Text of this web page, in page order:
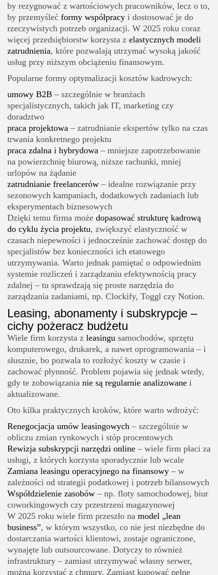
by rezygnować z wartościowych pracowników, lecz o to,
by przemyśleć formy współpracy i dostosować je do
rzeczywistych potrzeb organizacji. W 2025 roku coraz
więcej przedsiębiorstw korzysta z elastycznych modeli
zatrudnienia, które pozwalają utrzymać wysoką jakość
usług przy niższym obciążeniu finansowym.
Popularne formy optymalizacji kosztów kadrowych:
umowy B2B – szczególnie w branżach
specjalistycznych, takich jak IT, marketing czy
doradztwo
praca projektowa – zatrudnianie ekspertów tylko na czas
trwania konkretnego projektu
praca zdalna i hybrydowa – mniejsze zapotrzebowanie
na powierzchnię biurową, niższe rachunki, mniej
urlopów na żądanie
zatrudnianie freelancerów – idealne rozwiązanie przy
sezonowych kampaniach, dodatkowych zadaniach lub
eksperymentach biznesowych
Dzięki temu firma może dopasować strukturę kadrową
do cyklu życia projektu, zwiększyć elastyczność w
czasach niepewności i jednocześnie zachować dostęp do
specjalistów bez konieczności ich etatowego
utrzymywania. Warto jednak pamiętać o odpowiednim
systemie rozliczeń i zarządzaniu efektywnością pracy
zdalnej – tu sprawdzają się proste narzędzia do
zarządzania zadaniami, np. Clockify, Toggl czy Notion.
Leasing, abonamenty i subskrypcje –
cichy pożeracz budżetu
Wiele firm korzysta z leasingu samochodów, sprzętu
komputerowego, drukarek, a nawet oprogramowania – i
słusznie, bo pozwala to rozłożyć koszty w czasie i
zachować płynność. Problem pojawia się jednak wtedy,
gdy te zobowiązania nie są regularnie analizowane i
aktualizowane.
Oto kilka praktycznych kroków, które warto wdrożyć:
Renegocjacja umów leasingowych – szczególnie w
obliczu zmian rynkowych i stóp procentowych
Rewizja subskrypcji narzędzi online – wiele firm płaci za
usługi, z których korzysta sporadycznie lub wcale
Zamiana leasingu operacyjnego na finansowy – w
zależności od strategii podatkowej i potrzeb bilansowych
Współdzielenie zasobów – np. floty samochodowej, biur
coworkingowych czy przestrzeni magazynowej
W 2025 roku wiele firm przeszło na model „lean
business”, w którym wszystko, co nie jest niezbędne do
dostarczania wartości klientowi, zostaje ograniczone,
wynajęte lub outsourcowane. Dotyczy to również
infrastruktury – zamiast utrzymywać własny serwer,
można korzystać z chmury. Zamiast kupować pełne